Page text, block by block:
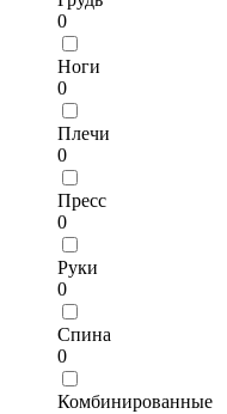
0
Ноги
0
Плечи
0
Пресс
0
Руки
0
Спина
0
Комбинированные